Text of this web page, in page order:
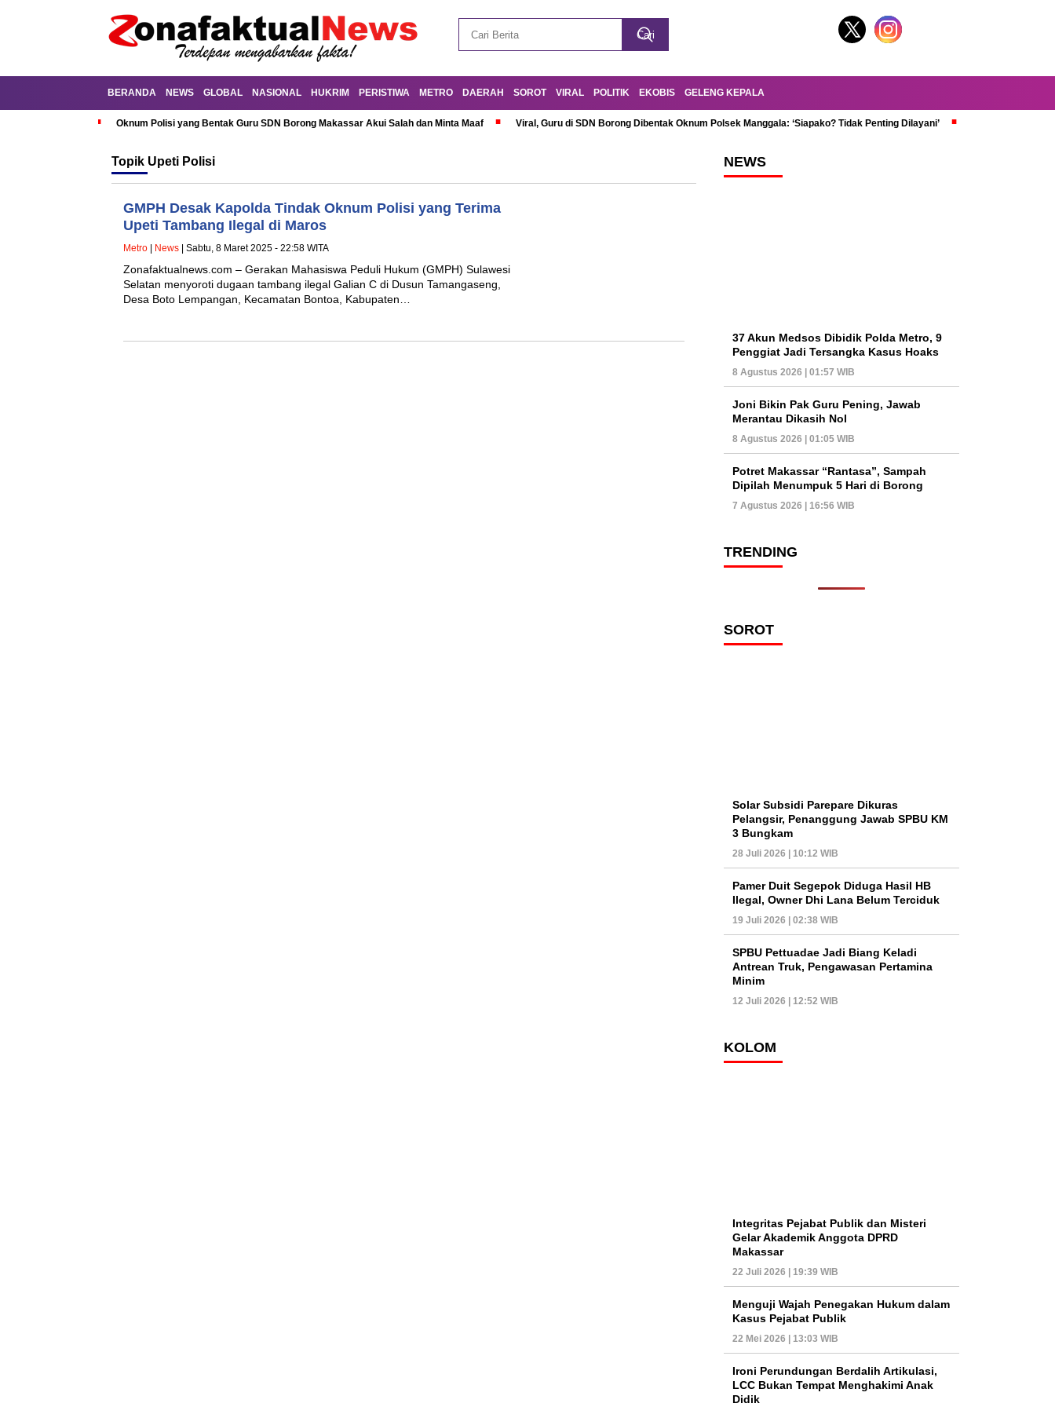
BERANDA NEWS GLOBAL NASIONAL HUKRIM PERISTIWA METRO DAERAH SOROT VIRAL POLITIK EKOBIS GELENG KEPALA
Oknum Polisi yang Bentak Guru SDN Borong Makassar Akui Salah dan Minta Maaf Viral, Guru di SDN Borong Dibentak Oknum Polsek Manggala: ‘Siapako? Tidak Penting Dilayani’
Topik Upeti Polisi
GMPH Desak Kapolda Tindak Oknum Polisi yang Terima
Upeti Tambang Ilegal di Maros
Metro News | Sabtu, 8 Maret 2025 - 22:58 WITA
Zonafaktualnews.com – Gerakan Mahasiswa Peduli Hukum (GMPH) Sulawesi
Selatan menyoroti dugaan tambang ilegal Galian C di Dusun Tamangaseng,
Desa Boto Lempangan, Kecamatan Bontoa, Kabupaten…
NEWS
37 Akun Medsos Dibidik Polda Metro, 9
Penggiat Jadi Tersangka Kasus Hoaks
8 Agustus 2026 | 01:57 WIB
Joni Bikin Pak Guru Pening, Jawab
Merantau Dikasih Nol
8 Agustus 2026 | 01:05 WIB
Potret Makassar “Rantasa”, Sampah
Dipilah Menumpuk 5 Hari di Borong
7 Agustus 2026 | 16:56 WIB
TRENDING
SOROT
Solar Subsidi Parepare Dikuras
Pelangsir, Penanggung Jawab SPBU KM
3 Bungkam
28 Juli 2026 | 10:12 WIB
Pamer Duit Segepok Diduga Hasil HB
Ilegal, Owner Dhi Lana Belum Terciduk
19 Juli 2026 | 02:38 WIB
SPBU Pettuadae Jadi Biang Keladi
Antrean Truk, Pengawasan Pertamina
Minim
12 Juli 2026 | 12:52 WIB
KOLOM
Integritas Pejabat Publik dan Misteri
Gelar Akademik Anggota DPRD
Makassar
22 Juli 2026 | 19:39 WIB
Menguji Wajah Penegakan Hukum dalam
Kasus Pejabat Publik
22 Mei 2026 | 13:03 WIB
Ironi Perundungan Berdalih Artikulasi,
LCC Bukan Tempat Menghakimi Anak
Didik